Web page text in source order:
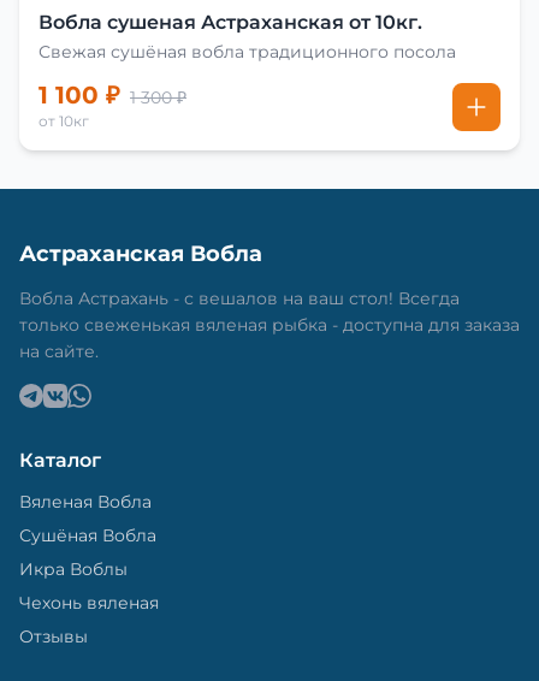
Вобла сушеная Астраханская от 10кг.
Свежая сушёная вобла традиционного посола
1 100 ₽ 1 300 ₽
от 10кг
Астраханская Вобла
Вобла Астрахань - с вешалов на ваш стол! Всегда
только свеженькая вяленая рыбка - доступна для заказа
на сайте.
Каталог
Вяленая Вобла
Сушёная Вобла
Икра Воблы
Чехонь вяленая
Отзывы